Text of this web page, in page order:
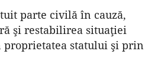
parte civilă în cauză,
şi restabilirea situaţiei
statului şi prin